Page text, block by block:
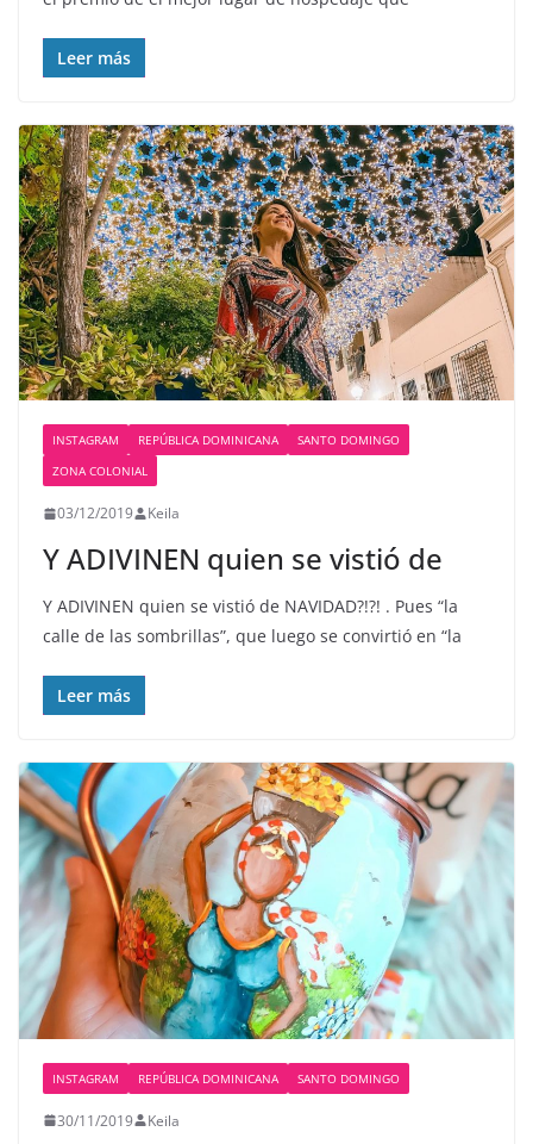
Leer más
INSTAGRAM REPÚBLICA DOMINICANA
SANTO DOMINGO
ZONA COLONIAL
03/12/2019 Keila
Y ADIVINEN quien se vistió de
Y ADIVINEN quien se vistió de NAVIDAD?!?! . Pues “la
calle de las sombrillas”, que luego se convirtió en “la
Leer más
INSTAGRAM REPÚBLICA DOMINICANA SANTO DOMINGO
30/11/2019 Keila